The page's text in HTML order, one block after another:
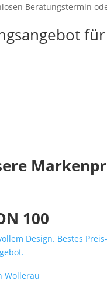
Beratungstermin
100
Design. Bestes